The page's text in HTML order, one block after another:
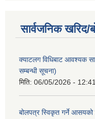
सार्वजनिक
क्याटलग विधिबाट आवश्यक
सम्बन्धी सूचना)
मिति: 06/05/2026 - 12:41
बोलपत्र स्विकृत गर्ने